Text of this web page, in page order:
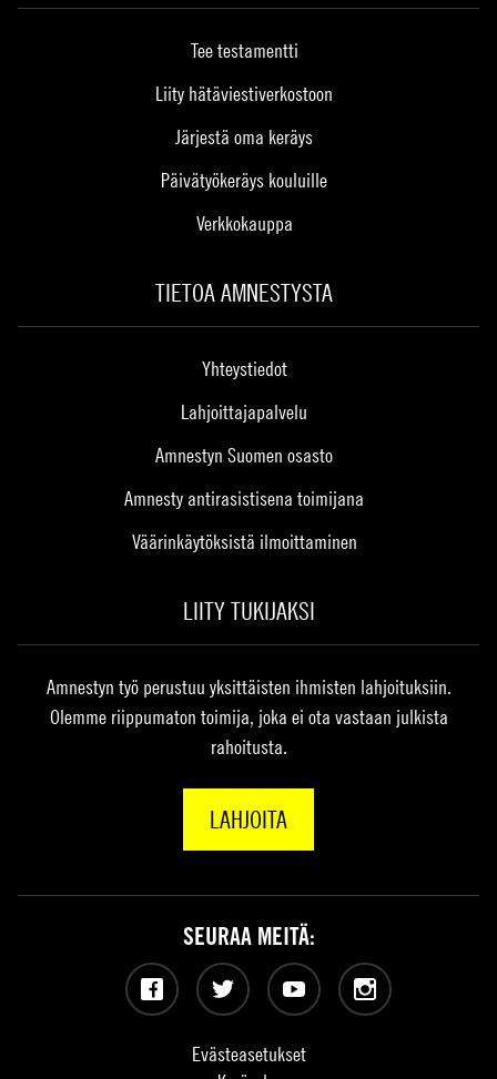
Tee testamentti
Liity hätäviestiverkostoon
Järjestä oma keräys
Päivätyökeräys kouluille
Verkkokauppa
TIETOA AMNESTYSTA
Yhteystiedot
Lahjoittajapalvelu
Amnestyn Suomen osasto
Amnesty antirasistisena toimijana
Väärinkäytöksistä ilmoittaminen
LIITY TUKIJAKSI
Amnestyn työ perustuu yksittäisten ihmisten lahjoituksiin.
Olemme riippumaton toimija, joka ei ota vastaan julkista
rahoitusta.
LAHJOITA
Evästeasetukset
SEURAA MEITÄ:
Facebook Twitter YouTubeInstagram